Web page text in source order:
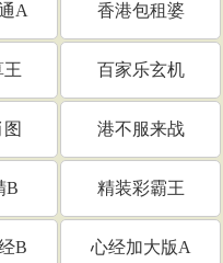
A 香港包租婆
王 百家乐玄机
港不服来战
B 精装彩霸王
B 心经加大版A